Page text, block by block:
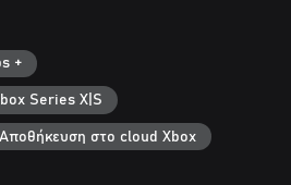
+
Series X|S
Αποθήκευση στο cloud Xbox